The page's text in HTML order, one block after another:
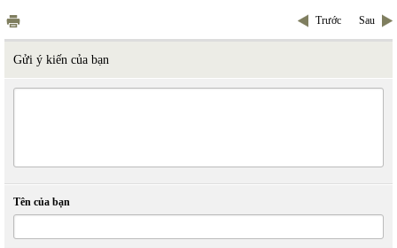
Trước Sau
Gửi ý kiến của bạn
Tên của bạn